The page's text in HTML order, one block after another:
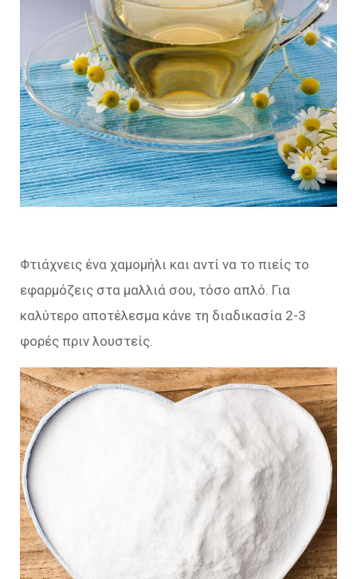
Φτιάχνεις ένα χαμομήλι και αντί να το πιείς το
εφαρμόζεις στα μαλλιά σου, τόσο απλό. Για
καλύτερο αποτέλεσμα κάνε τη διαδικασία 2-3
φορές πριν λουστείς.